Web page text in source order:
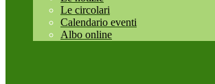
Le circolari
Calendario eventi
Albo online